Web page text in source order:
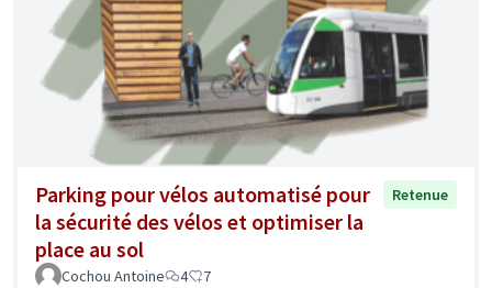
Parking pour vélos automatisé pour
la sécurité des vélos et optimiser la
place au sol
Retenue
Cochou Antoine 4 7